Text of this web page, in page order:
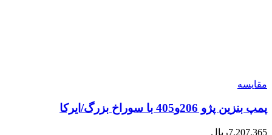
مقایسه
پمپ بنزین پژو 206و405 با سوراخ بزرگ/ایرکا
7,207,365ریال